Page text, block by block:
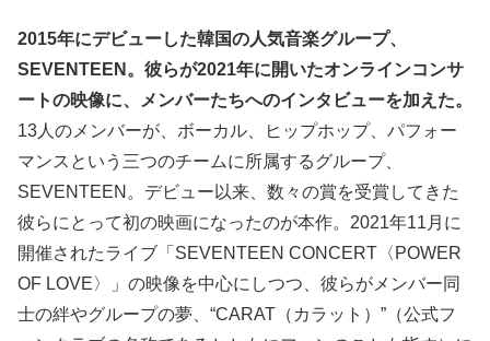
2015年にデビューした韓国の人気音楽グループ、
SEVENTEEN。彼らが2021年に開いたオンラインコンサ
ートの映像に、メンバーたちへのインタビューを加えた。
13人のメンバーが、ボーカル、ヒップホップ、パフォー
マンスという三つのチームに所属するグループ、
SEVENTEEN。デビュー以来、数々の賞を受賞してきた
彼らにとって初の映画になったのが本作。2021年11月に
開催されたライブ「SEVENTEEN CONCERT〈POWER
OF LOVE〉」の映像を中心にしつつ、彼らがメンバー同
士の絆やグループの夢、“CARAT（カラット）”（公式フ